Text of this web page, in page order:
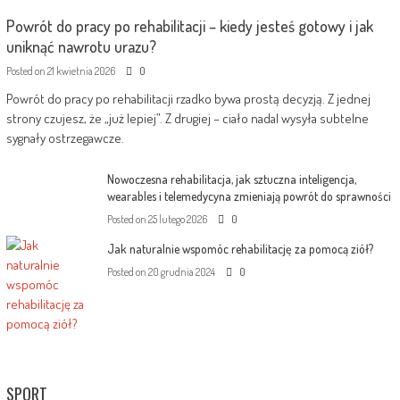
Powrót do pracy po rehabilitacji – kiedy jesteś gotowy i jak
uniknąć nawrotu urazu?
Posted on 21 kwietnia 2026 0
Powrót do pracy po rehabilitacji rzadko bywa prostą decyzją. Z jednej
strony czujesz, że „już lepiej”. Z drugiej – ciało nadal wysyła subtelne
sygnały ostrzegawcze.
Nowoczesna rehabilitacja, jak sztuczna inteligencja,
wearables i telemedycyna zmieniają powrót do sprawności
Posted on 25 lutego 2026 0
Jak naturalnie wspomóc rehabilitację za pomocą ziół?
Posted on 20 grudnia 2024 0
SPORT